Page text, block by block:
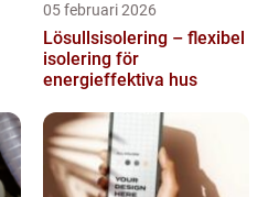
05 februari 2026
Lösullsisolering – flexibel
isolering för
energieffektiva hus